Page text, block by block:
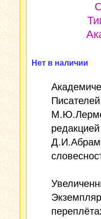
Нет в наличии